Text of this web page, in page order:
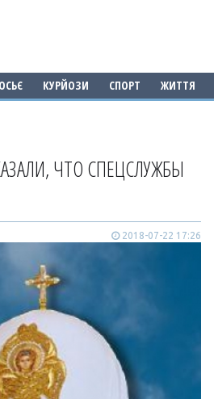
КУРЙОЗИ СПОРТ ЖИТТЯ
ЧТО СПЕЦСЛУЖБЫ
2018-07-22 17:26